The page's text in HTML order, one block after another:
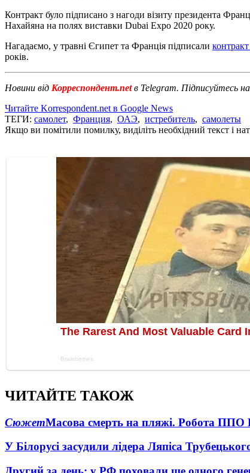
Контракт було підписано з нагоди візиту президента
Нахайяна на полях виставки Dubai Expo 2020 року.
Нагадаємо, у травні Єгипет та Франція підписали
років.
Новини від Корреспондент.netв Telegram. Підписуйтесь
Читайте Korrespondent.net в Google News
ТЕГИ: самолет, Франция, ОАЭ, истребитель, самолеты
Якщо ви помітили помилку, виділіть необхідний текст і
ЧИТАЙТЕ ТАКОЖ
СюжетМасова смерть на пляжі. Робота ППО
У Білорусі засудили лідера Ляпіса